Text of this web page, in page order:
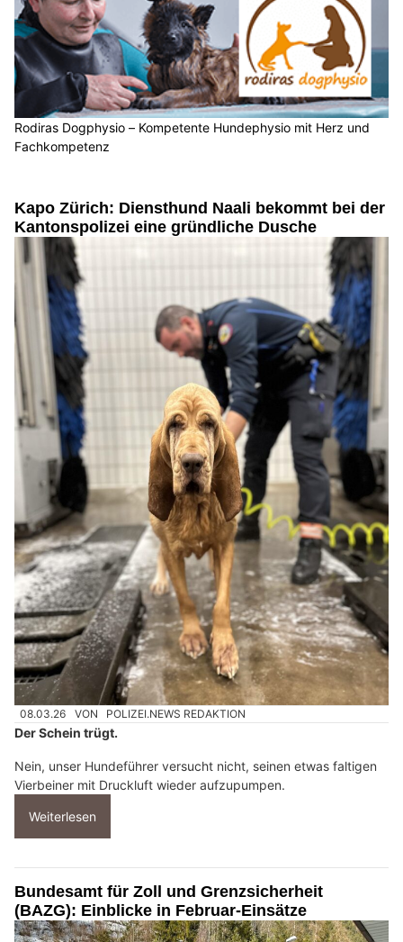
Rodiras Dogphysio – Kompetente Hundephysio mit Herz und
Fachkompetenz
Kapo Zürich: Diensthund Naali bekommt bei der
Kantonspolizei eine gründliche Dusche
08.03.26 VON POLIZEI.NEWS REDAKTION
Der Schein trügt.
Nein, unser Hundeführer versucht nicht, seinen etwas faltigen
Vierbeiner mit Druckluft wieder aufzupumpen.
Weiterlesen
Bundesamt für Zoll und Grenzsicherheit
(BAZG): Einblicke in Februar-Einsätze